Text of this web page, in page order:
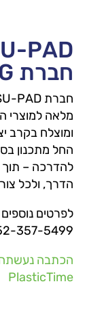
חברת ARBURG בישראל
מלאה למוצרי
ומוצלח בקרב
החל מתכנון
להדרכה – תוך
הדרך, ולכל
לפרטים
357-5499
הכתבה נעשתה
PlasticTime